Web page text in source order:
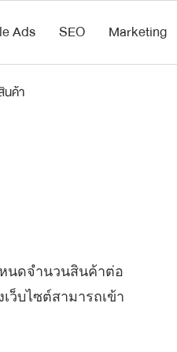
Ads SEO Marketing
นค้า
นดจำนวนสินค้าต่อ
ว็บไซต์สามารถเข้า